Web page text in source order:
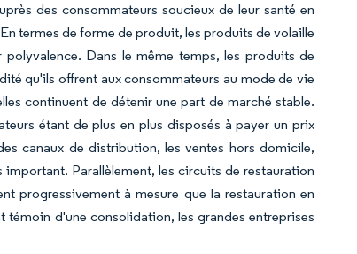
des consommateurs soucieux de leur santé en
termes de forme de produit, les produits de volaille
Dans le même temps, les produits de
qu'ils offrent aux consommateurs au mode de vie
continuent de détenir une part de marché stable.
étant de plus en plus disposés à payer un prix
canaux de distribution, les ventes hors domicile,
Parallèlement, les circuits de restauration
progressivement à mesure que la restauration en
d'une consolidation, les grandes entreprises